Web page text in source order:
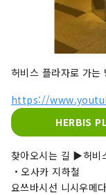
허비스 플라자로 가는
https://
HERBIS
찾아오시는 길 ▶허비
・오사카 지하철
요쓰바시선 니시우메